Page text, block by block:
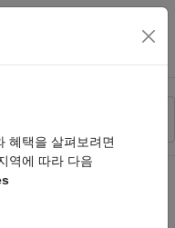
토글
혜택을 살펴보려면
역에 따라 다음